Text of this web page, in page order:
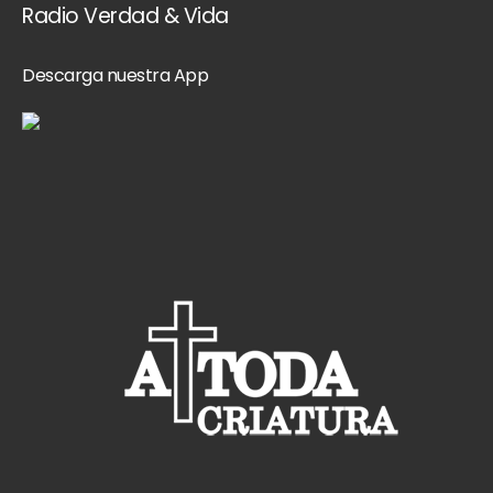
Radio Verdad & Vida
Descarga nuestra App